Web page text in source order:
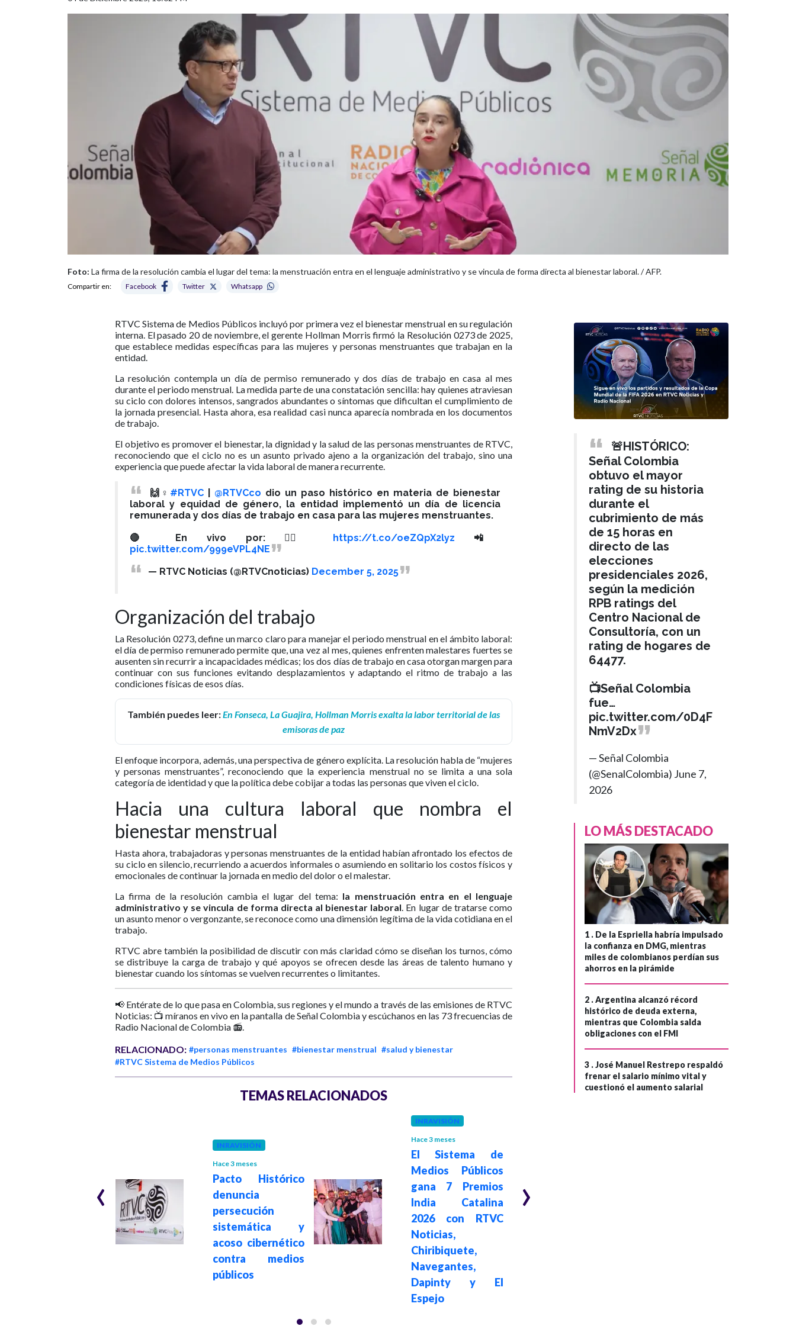
Foto: La firma de la resolución cambia el lugar del tema: la menstruación entra en el lenguaje administrativo y se vincula de forma directa al bienestar laboral. / AFP.
Compartir en: Facebook Twitter Whatsapp
RTVC Sistema de Medios Públicos incluyó por primera vez el bienestar menstrual en su regulación
interna. El pasado 20 de noviembre, el gerente Hollman Morris firmó la Resolución 0273 de 2025,
que establece medidas específicas para las mujeres y personas menstruantes que trabajan en la
entidad.
La resolución contempla un día de permiso remunerado y dos días de trabajo en casa al mes
durante el periodo menstrual. La medida parte de una constatación sencilla: hay quienes atraviesan
su ciclo con dolores intensos, sangrados abundantes o síntomas que dificultan el cumplimiento de
la jornada presencial. Hasta ahora, esa realidad casi nunca aparecía nombrada en los documentos
de trabajo.
El objetivo es promover el bienestar, la dignidad y la salud de las personas menstruantes de RTVC,
reconociendo que el ciclo no es un asunto privado ajeno a la organización del trabajo, sino una
experiencia que puede afectar la vida laboral de manera recurrente.
🙌♀️ #RTVC| @RTVCco dio un paso histórico en materia de bienestar
laboral y equidad de género, la entidad implementó un día de licencia
remunerada y dos días de trabajo en casa para las mujeres menstruantes.
🔴 En vivo por: 👉🏻
https://t.co/oeZQpX2lyz 📲
pic.twitter.com/999eVPL4NE
— RTVC Noticias (@RTVCnoticias) December 5, 2025
Organización del trabajo
La Resolución 0273, define un marco claro para manejar el periodo menstrual en el ámbito laboral:
el día de permiso remunerado permite que, una vez al mes, quienes enfrenten malestares fuertes se
ausenten sin recurrir a incapacidades médicas; los dos días de trabajo en casa otorgan margen para
continuar con sus funciones evitando desplazamientos y adaptando el ritmo de trabajo a las
condiciones físicas de esos días.
También puedes leer:En Fonseca, La Guajira, Hollman Morris exalta la labor territorial de las
emisoras de paz
El enfoque incorpora, además, una perspectiva de género explícita. La resolución habla de “mujeres
y personas menstruantes”, reconociendo que la experiencia menstrual no se limita a una sola
categoría de identidad y que la política debe cobijar a todas las personas que viven el ciclo.
Hacia una cultura laboral que nombra el
bienestar menstrual
Hasta ahora, trabajadoras y personas menstruantes de la entidad habían afrontado los efectos de
su ciclo en silencio, recurriendo a acuerdos informales o asumiendo en solitario los costos físicos y
emocionales de continuar la jornada en medio del dolor o el malestar.
La firma de la resolución cambia el lugar del tema: la menstruación entra en el lenguaje
administrativo y se vincula de forma directa al bienestar laboral. En lugar de tratarse como
un asunto menor o vergonzante, se reconoce como una dimensión legítima de la vida cotidiana en el
trabajo.
RTVC abre también la posibilidad de discutir con más claridad cómo se diseñan los turnos, cómo
se distribuye la carga de trabajo y qué apoyos se ofrecen desde las áreas de talento humano y
bienestar cuando los síntomas se vuelven recurrentes o limitantes.
📢 Entérate de lo que pasa en Colombia, sus regiones y el mundo a través de las emisiones de RTVC
Noticias: 📺 míranos en vivo en la pantalla de Señal Colombia y escúchanos en las 73 frecuencias de
Radio Nacional de Colombia 📻.
RELACIONADO: #personas menstruantes #bienestar menstrual #salud y bienestar
#RTVC Sistema de Medios Públicos
TEMAS RELACIONADOS
INRAVISIÓN
Hace 3 meses
Pacto Histórico
denuncia
persecución
sistemática y
acoso cibernético
contra medios
públicos
INRAVISIÓN
Hace 3 meses
El Sistema de
Medios Públicos
gana 7 Premios
India Catalina
2026 con RTVC
Noticias,
Chiribiquete,
Navegantes,
Dapinty y El
Espejo
‹ ›
🚨HISTÓRICO:
Señal Colombia
obtuvo el mayor
rating de su historia
durante el
cubrimiento de más
de 15 horas en
directo de las
elecciones
presidenciales 2026,
según la medición
RPB ratings del
Centro Nacional de
Consultoría, con un
rating de hogares de
64477.
📺Señal Colombia
fue…
pic.twitter.com/0D4F
NmV2Dx
— Señal Colombia
(@SenalColombia) June 7,
2026
LO MÁS DESTACADO
1 . De la Espriella habría impulsado
la confianza en DMG, mientras
miles de colombianos perdían sus
ahorros en la pirámide
2 .Argentina alcanzó récord
histórico de deuda externa,
mientras que Colombia salda
obligaciones con el FMI
3 .José Manuel Restrepo respaldó
frenar el salario mínimo vital y
cuestionó el aumento salarial